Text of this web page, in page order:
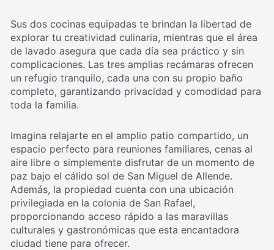
Sus dos cocinas equipadas te brindan la libertad de
explorar tu creatividad culinaria, mientras que el área
de lavado asegura que cada día sea práctico y sin
complicaciones. Las tres amplias recámaras ofrecen
un refugio tranquilo, cada una con su propio baño
completo, garantizando privacidad y comodidad para
toda la familia.
Imagina relajarte en el amplio patio compartido, un
espacio perfecto para reuniones familiares, cenas al
aire libre o simplemente disfrutar de un momento de
paz bajo el cálido sol de San Miguel de Allende.
Además, la propiedad cuenta con una ubicación
privilegiada en la colonia de San Rafael,
proporcionando acceso rápido a las maravillas
culturales y gastronómicas que esta encantadora
ciudad tiene para ofrecer.